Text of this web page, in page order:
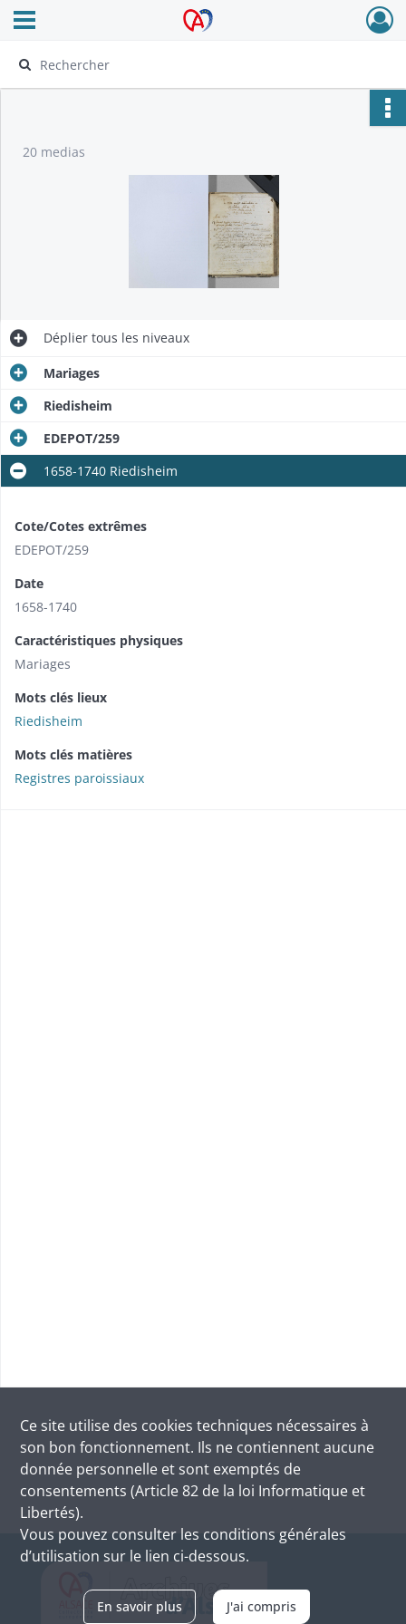
Archives Alsace - Colmar
Ouvrir le menu déroulant
20 medias
Déplier tous les niveaux
Mariages
Riedisheim
EDEPOT/259
1658-1740 Riedisheim
Cote/Cotes extrêmes
EDEPOT/259
Date
1658-1740
Caractéristiques physiques
Mariages
Mots clés lieux
Riedisheim
Mots clés matières
Registres paroissiaux
Ce site utilise des cookies techniques nécessaires à
son bon fonctionnement. Ils ne contiennent aucune
donnée personnelle et sont exemptés de
consentements (Article 82 de la loi Informatique et
Libertés).
Vous pouvez consulter les conditions générales
d’utilisation sur le lien ci-dessous.
En savoir plus J'ai compris